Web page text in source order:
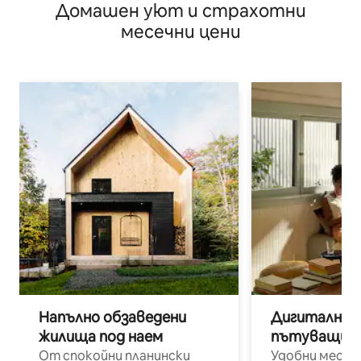
Домашен уют и страхотни
месечни цени
Напълно обзаведени
жилища под наем
От спокойни планински
Дигитални
пътуващи
Удобни